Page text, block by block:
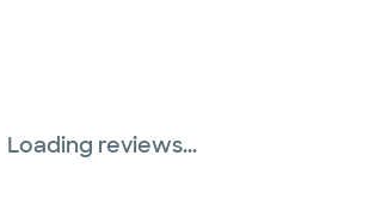
Loading reviews...